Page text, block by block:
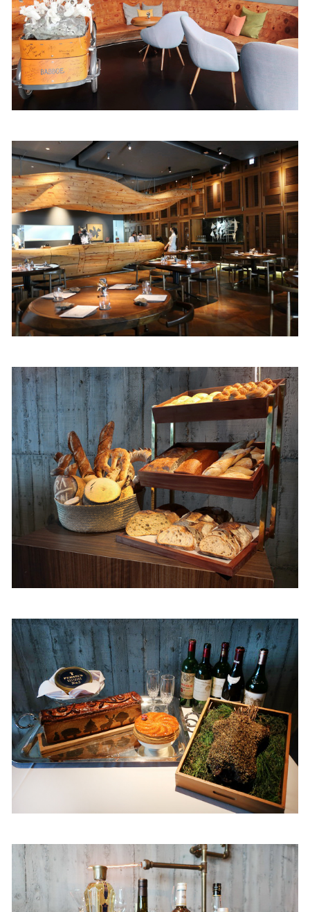
媒體報導一覽
合作與代言
訂閱電子報